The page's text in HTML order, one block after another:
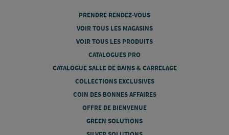
PRENDRE RENDEZ-VOUS
VOIR TOUS LES MAGASINS
VOIR TOUS LES PRODUITS
CATALOGUES PRO
CATALOGUE SALLE DE BAINS & CARRELAGE
COLLECTIONS EXCLUSIVES
COIN DES BONNES AFFAIRES
OFFRE DE BIENVENUE
GREEN SOLUTIONS